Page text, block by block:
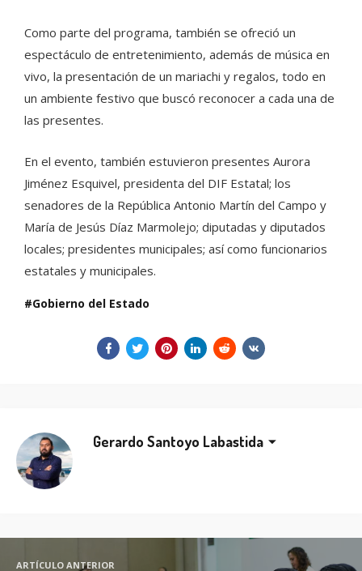
Como parte del programa, también se ofreció un
espectáculo de entretenimiento, además de música en
vivo, la presentación de un mariachi y regalos, todo en
un ambiente festivo que buscó reconocer a cada una de
las presentes.
En el evento, también estuvieron presentes Aurora
Jiménez Esquivel, presidenta del DIF Estatal; los
senadores de la República Antonio Martín del Campo y
María de Jesús Díaz Marmolejo; diputadas y diputados
locales; presidentes municipales; así como funcionarios
estatales y municipales.
Gobierno del Estado
Gerardo Santoyo Labastida
ARTÍCULO ANTERIOR